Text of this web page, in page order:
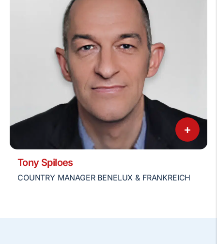
+
Tony Spiloes
COUNTRY MANAGER BENELUX & FRANKREICH